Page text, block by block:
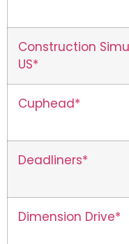
Construction
US*
Cuphead*
Deadliners*
Dimension Drive*